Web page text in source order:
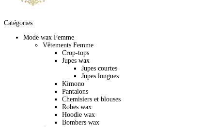
Catégories
Mode wax Femme
Vêtements Femme
Crop-tops
Jupes wax
Jupes courtes
Jupes longues
Kimono
Pantalons
Chemisiers et blouses
Robes wax
Hoodie wax
Bombers wax